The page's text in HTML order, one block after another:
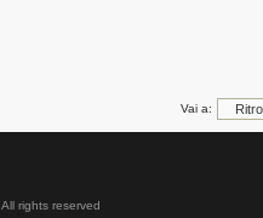
Vai a:
All rights reserved